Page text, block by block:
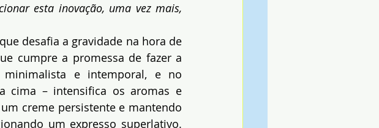
esta inovação, uma vez mais,
desafia a gravidade na hora de
cumpre a promessa de fazer a
e intemporal, e no
cima – intensifica os aromas e
creme persistente e mantendo
um expresso superlativo.